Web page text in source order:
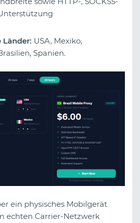
USA, Mexiko,
Spanien.
ein physisches Mobilgerät
echten Carrier-Netzwerk